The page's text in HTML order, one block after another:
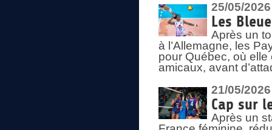
25/05/2026
Les
Après un
à l’Allemagne, les
pour Québec, où
amicaux, avant
21/05/2026
Cap sur
Après un